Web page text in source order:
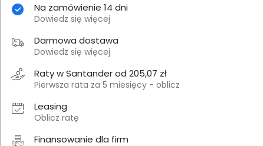
Na zamówienie 14 dni
Dowiedz się więcej
Darmowa dostawa
Dowiedz się więcej
Raty w Santander od 205,07 zł
Pierwsza rata za 5 miesięcy - oblicz
Leasing
Oblicz ratę
Finansowanie dla firm